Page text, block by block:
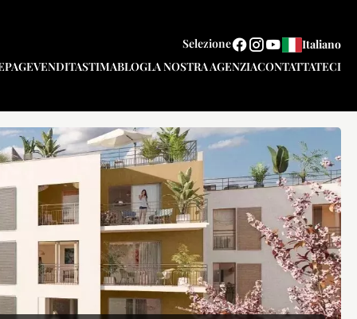
Selezione
Italiano
VENDITASTIMABLOGLA NOSTRA AGENZIACONTATTATECI